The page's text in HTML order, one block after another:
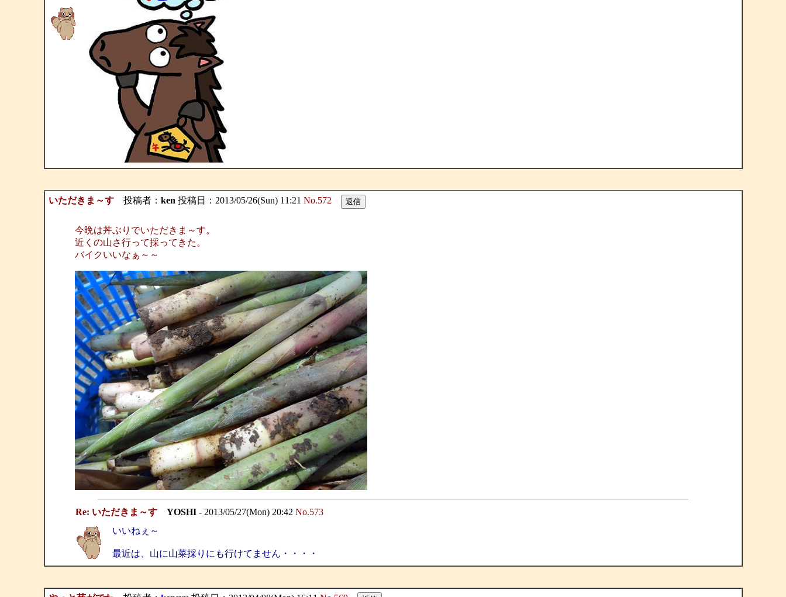
いただきま～す投稿者： ken 投稿日：2013/05/26(Sun) 11:21 No.572
今晩は丼ぶりでいただきま～す。
近くの山さ行って採ってきた。
バイクいいなぁ～～
Re: いただきま～す YOSHI- 2013/05/27(Mon) 20:42 No.573
いいねぇ～
最近は、山に山菜採りにも行けてません・・・・